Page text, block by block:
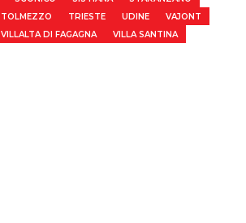
TOLMEZZO TRIESTE UDINE
VAJONT
VILLALTA DI FAGAGNA VILLA SANTINA